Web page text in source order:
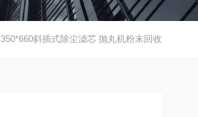
350*660斜插式除尘滤芯 抛丸机粉末回收